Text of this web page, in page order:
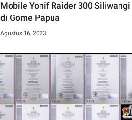
Mobile Yonif Raider 300 Siliwangi
di Gome Papua
Agustus 16, 2023